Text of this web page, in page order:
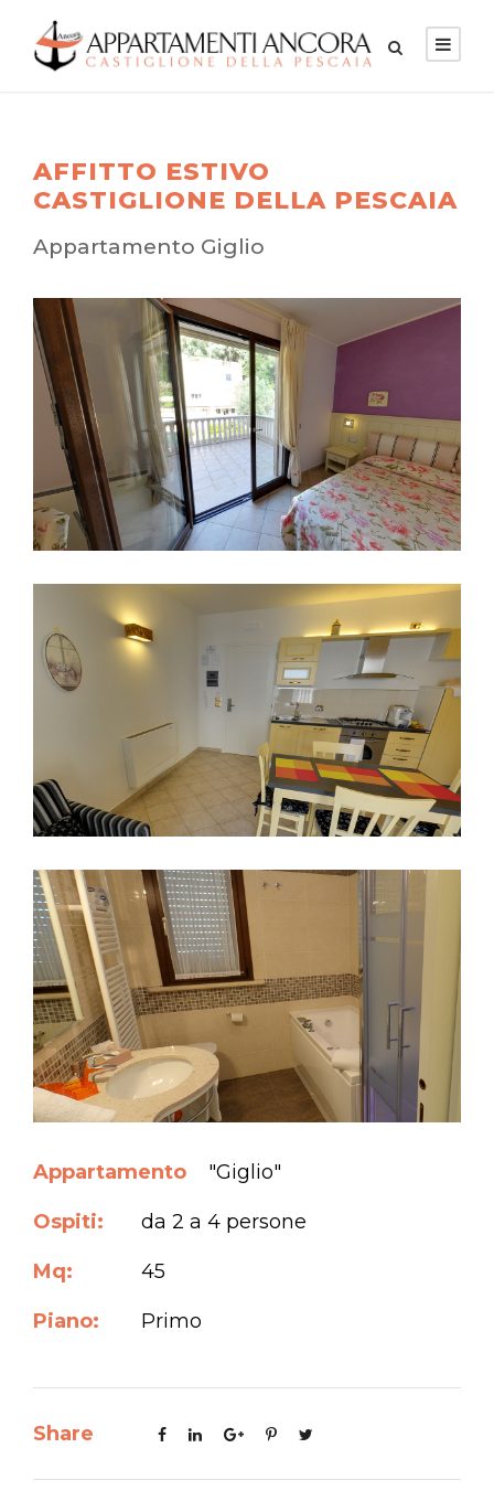
AFFITTO ESTIVO
CASTIGLIONE DELLA PESCAIA
Appartamento Giglio
Appartamento "Giglio"
Ospiti: da 2 a 4 persone
Mq: 45
Piano: Primo
Share